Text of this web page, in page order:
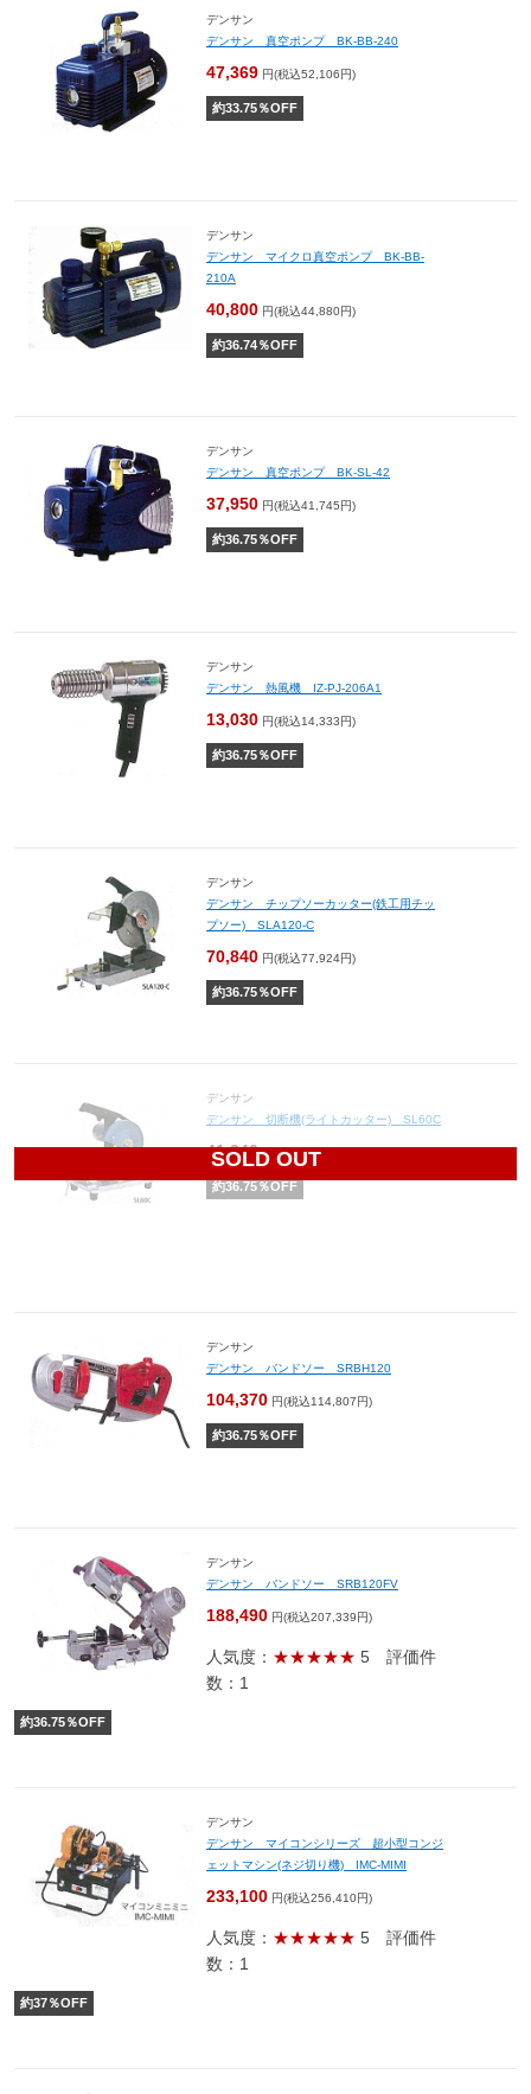
デンサン
デンサン 真空ポンプ BK-BB-240
47,369 円(税込52,106円)
約33.75％OFF
デンサン
デンサン マイクロ真空ポンプ BK-BB-
210A
40,800 円(税込44,880円)
約36.74％OFF
デンサン
デンサン 真空ポンプ BK-SL-42
37,950 円(税込41,745円)
約36.75％OFF
デンサン
デンサン 熱風機 IZ-PJ-206A1
13,030 円(税込14,333円)
約36.75％OFF
デンサン
デンサン チップソーカッター(鉄工用チッ
プソー) SLA120-C
70,840 円(税込77,924円)
約36.75％OFF
SOLD OUT
デンサン
デンサン 切断機(ライトカッター) SL60C
41,240円(税込45,364円)
約36.75％OFF
デンサン
デンサン バンドソー SRBH120
104,370 円(税込114,807円)
約36.75％OFF
デンサン
デンサン バンドソー SRB120FV
188,490 円(税込207,339円)
人気度： ★★★★★ 5 評価件
数：1
約36.75％OFF
デンサン
デンサン マイコンシリーズ 超小型コンジ
ェットマシン(ネジ切り機) IMC-MIMI
233,100 円(税込256,410円)
人気度： ★★★★★ 5 評価件
数：1
約37％OFF